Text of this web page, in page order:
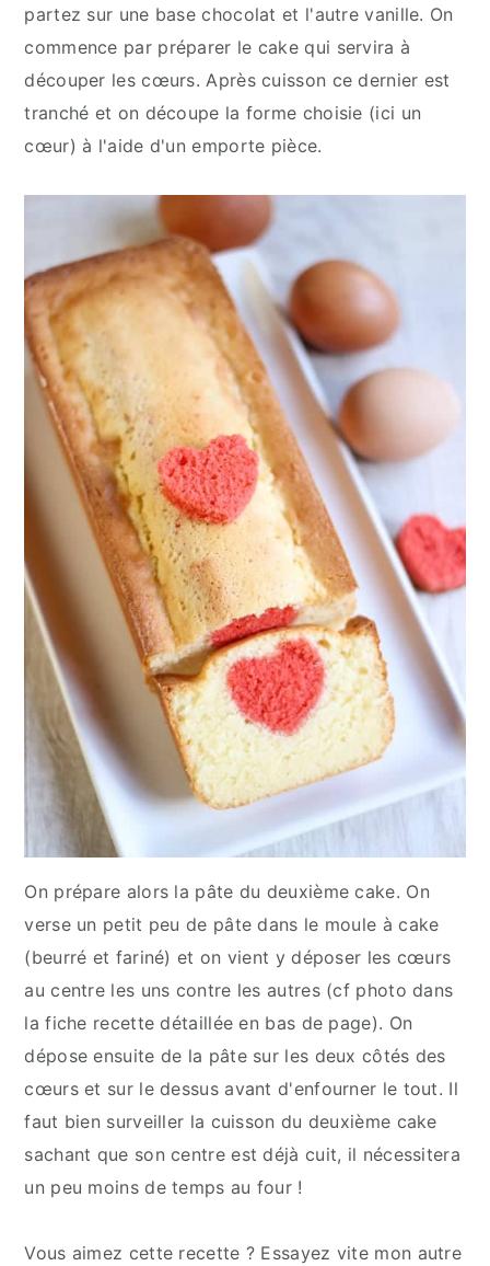
partez sur une base chocolat et l'autre vanille. On
commence par préparer le cake qui servira à
découper les cœurs. Après cuisson ce dernier est
tranché et on découpe la forme choisie (ici un
cœur) à l'aide d'un emporte pièce.
On prépare alors la pâte du deuxième cake. On
verse un petit peu de pâte dans le moule à cake
(beurré et fariné) et on vient y déposer les cœurs
au centre les uns contre les autres (cf photo dans
la fiche recette détaillée en bas de page). On
dépose ensuite de la pâte sur les deux côtés des
cœurs et sur le dessus avant d'enfourner le tout. Il
faut bien surveiller la cuisson du deuxième cake
sachant que son centre est déjà cuit, il nécessitera
un peu moins de temps au four !
Vous aimez cette recette ? Essayez vite mon autre